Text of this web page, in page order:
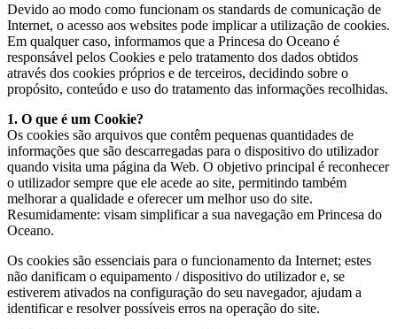
Devido ao modo como funcionam os standards de comunicação de
Internet, o acesso aos websites pode implicar a utilização de cookies.
Em qualquer caso, informamos que a Princesa do Oceano é
responsável pelos Cookies e pelo tratamento dos dados obtidos
através dos cookies próprios e de terceiros, decidindo sobre o
propósito, conteúdo e uso do tratamento das informações recolhidas.
1. O que é um Cookie?
Os cookies são arquivos que contêm pequenas quantidades de
informações que são descarregadas para o dispositivo do utilizador
quando visita uma página da Web. O objetivo principal é reconhecer
o utilizador sempre que ele acede ao site, permitindo também
melhorar a qualidade e oferecer um melhor uso do site.
Resumidamente: visam simplificar a sua navegação em Princesa do
Oceano.
Os cookies são essenciais para o funcionamento da Internet; estes
não danificam o equipamento / dispositivo do utilizador e, se
estiverem ativados na configuração do seu navegador, ajudam a
identificar e resolver possíveis erros na operação do site.